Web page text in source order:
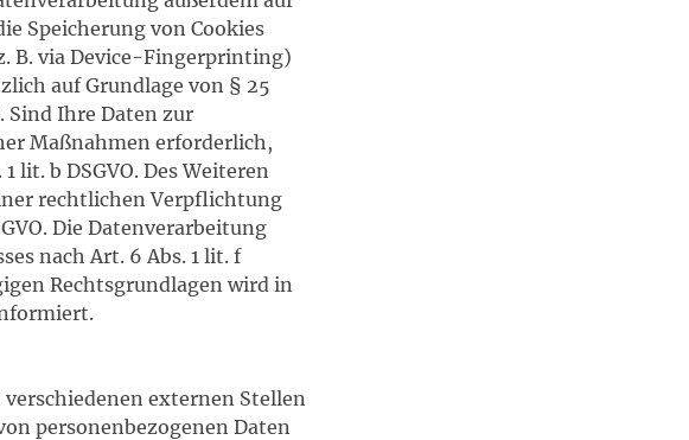
Speicherung von Cookies
B. via Device-Fingerprinting)
auf Grundlage von § 25
Sind Ihre Daten zur
Maßnahmen erforderlich,
lit. b DSGVO. Des Weiteren
rechtlichen Verpflichtung
Die Datenverarbeitung
nach Art. 6 Abs. 1 lit. f
Rechtsgrundlagen wird in
externen Stellen
personenbezogenen Daten